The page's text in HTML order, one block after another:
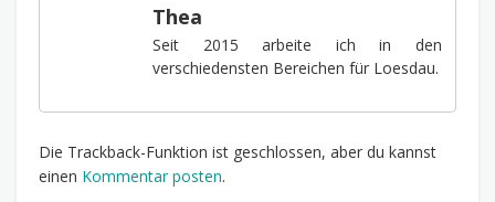
Thea
Seit 2015 arbeite ich in den
verschiedensten Bereichen für Loesdau.
Die Trackback-Funktion ist geschlossen, aber du kannst
einen Kommentar posten.